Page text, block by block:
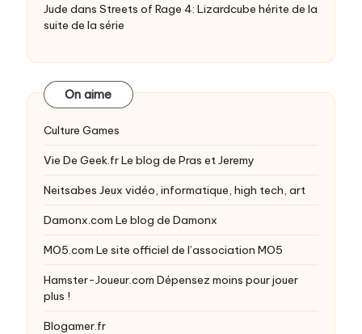
Jude dans Streets of Rage 4: Lizardcube hérite de la
suite de la série
On aime
Culture Games
Vie De Geek.frLe blog de Pras et Jeremy
Neitsabes Jeux vidéo, informatique, high tech, art
Damonx.com Le blog de Damonx
MO5.com Le site officiel de l’association MO5
Hamster-Joueur.com Dépensez moins pour jouer
plus !
Blogamer.fr